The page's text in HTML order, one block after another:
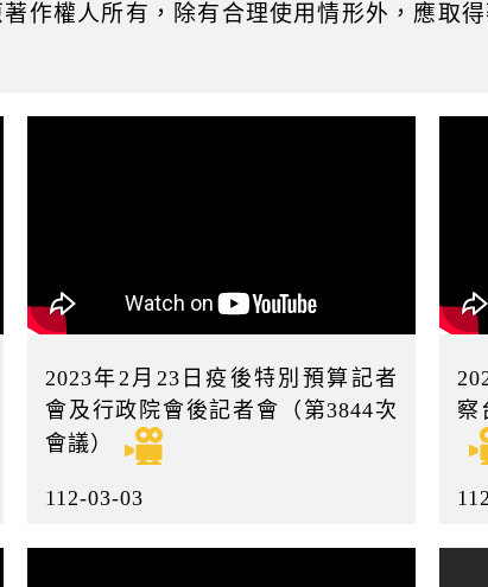
作權人所有，除有合理使用情形外，應取
2023年2月23日疫後特別預算記者
會及行政院會後記者會（第3844次
會議）
112-03-03
察